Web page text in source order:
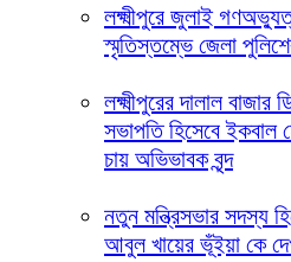
লক্ষ্মীপুরে জুলাই
স্মৃতিস্তম্ভে জেলা
লক্ষ্মীপুরের দালাল বাজার
সভাপতি হিসেবে
চায় অভিভাবক বৃন্দ
নতুন মন্ত্রিসভার সদস্য
আবুল খায়ের ভূঁইয়া কে